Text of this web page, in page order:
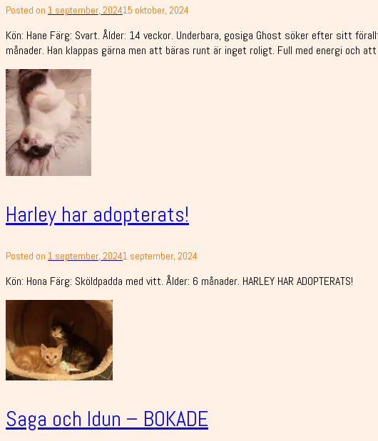
Posted on 1 september, 202415 oktober, 2024
Kön: Hane Färg: Svart. Ålder: 14 veckor. Underbara, gosiga Ghost söker efter sitt
månader. Han klappas gärna men att bäras runt är inget roligt. Full med energi och
Harley har adopterats!
Posted on 1 september, 20241 september, 2024
Kön: Hona Färg: Sköldpadda med vitt. Ålder: 6 månader. HARLEY HAR ADOPTERATS!
Saga och Idun – BOKADE